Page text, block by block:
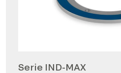
Serie IND-MAX